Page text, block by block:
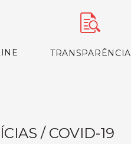
TRANSPARÊNCIA
/ COVID-19